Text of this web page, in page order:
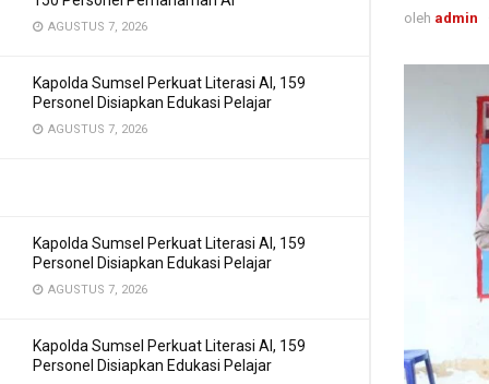
AGUSTUS 7, 2026
Kapolda Sumsel Perkuat Literasi AI, 159
Personel Disiapkan Edukasi Pelajar
AGUSTUS 7, 2026
Kapolda Sumsel Perkuat Literasi AI, 159
Personel Disiapkan Edukasi Pelajar
AGUSTUS 7, 2026
Kapolda Sumsel Perkuat Literasi AI, 159
Personel Disiapkan Edukasi Pelajar
oleh admin